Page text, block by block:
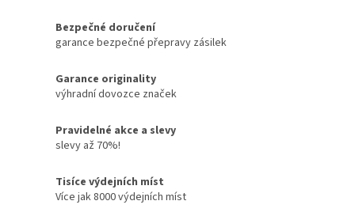
Bezpečné doručení
garance bezpečné přepravy zásilek
Garance originality
výhradní dovozce značek
Pravidelné akce a slevy
slevy až 70%!
Tisíce výdejních míst
Více jak 8000 výdejních míst